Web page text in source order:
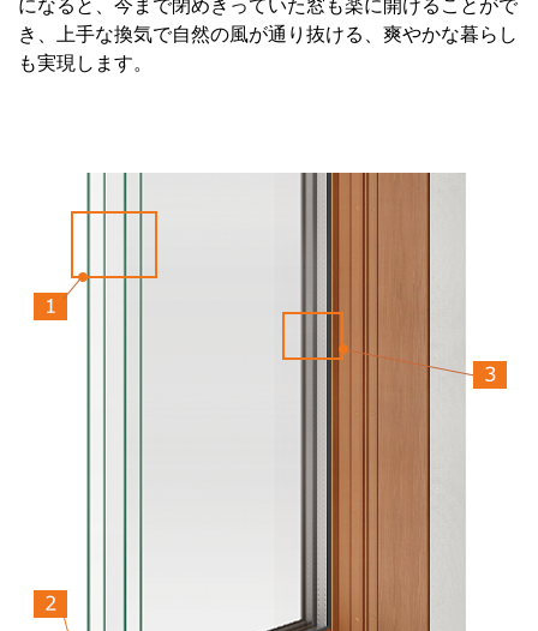
になると、今まで閉めきっていた窓も楽に開けることがで
き、上手な換気で自然の風が通り抜ける、爽やかな暮らし
も実現します。